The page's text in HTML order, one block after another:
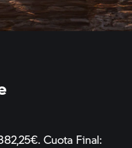
Cuota Final: